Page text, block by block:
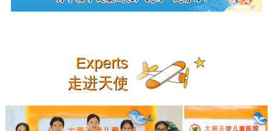
Experts
走进天使